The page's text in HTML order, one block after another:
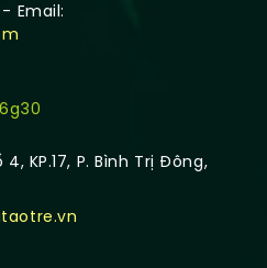
- Email:
KP.17, P. Bình Trị Đông,